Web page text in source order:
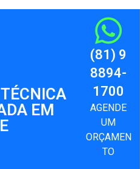
EM
(81) 9
8894-
1700
AGENDE
UM
ORÇAMEN
TO